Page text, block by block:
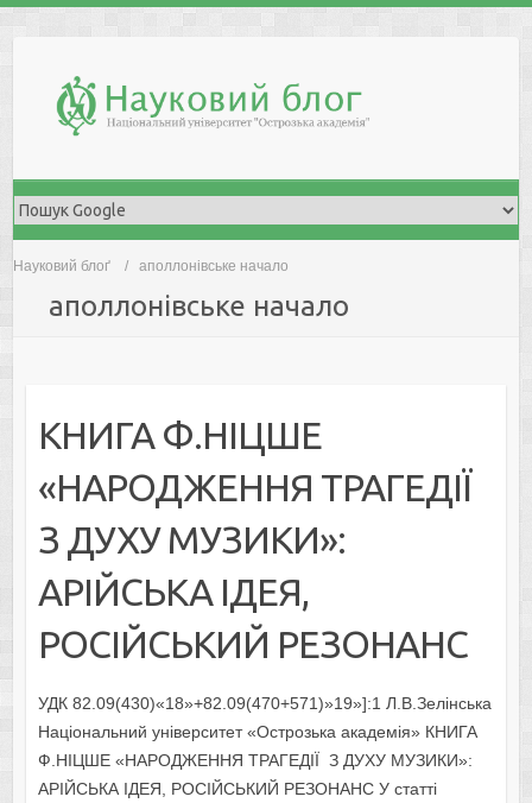
Науковий блоґ аполлонівське начало
аполлонівське начало
КНИГА Ф.НІЦШЕ
«НАРОДЖЕННЯ ТРАГЕДІЇ
З ДУХУ МУЗИКИ»:
АРІЙСЬКА ІДЕЯ,
РОСІЙСЬКИЙ РЕЗОНАНС
УДК 82.09(430)«18»+82.09(470+571)»19»]:1 Л.В.Зелінська
Національний університет «Острозька академія» КНИГА
Ф.НІЦШЕ «НАРОДЖЕННЯ ТРАГЕДІЇ З ДУХУ МУЗИКИ»:
АРІЙСЬКА ІДЕЯ, РОСІЙСЬКИЙ РЕЗОНАНС У статті